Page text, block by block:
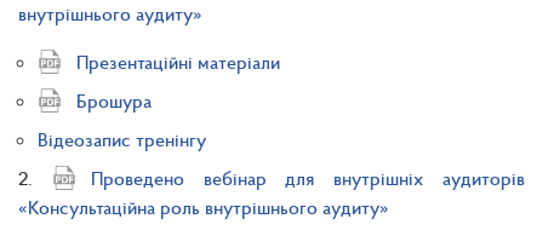
внутрішнього аудиту»
Презентаційні матеріали
Брошура
Відеозапис тренінгу
2.
Проведено вебінар для внутрішніх аудиторів
«Консультаційна роль внутрішнього аудиту»